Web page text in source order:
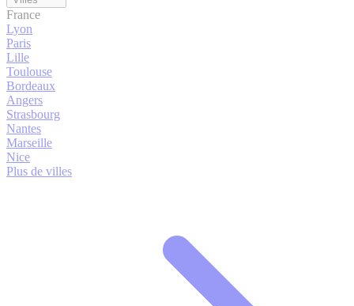
France
Lyon
Paris
Lille
Toulouse
Bordeaux
Angers
Strasbourg
Nantes
Marseille
Nice
Plus de villes